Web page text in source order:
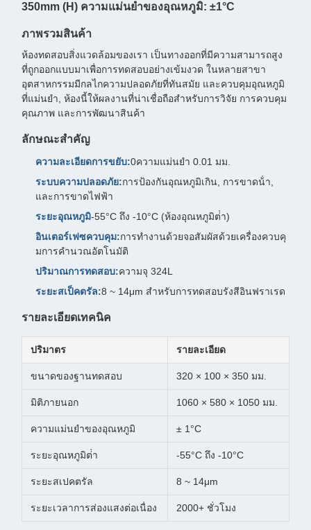
350mm (H) ความแม่นยําของอุณหภูมิ: ±1°C
ภาพรวมสินค้า
ห้องทดสอบสิ่งแวดล้อมของเรา เป็นทางออกที่มีความสามารถสูง
ที่ถูกออกแบบมาเพื่อการทดสอบอย่างเข้มงวด ในหลายสาขา
อุตสาหกรรมมีกลไกความปลอดภัยที่ทันสมัย และควบคุมอุณหภูมิ
ที่แม่นยํา, ห้องนี้ให้ผลงานที่น่าเชื่อถือสําหรับการวิจัย การควบคุม
คุณภาพ และการพัฒนาสินค้า
ลักษณะสําคัญ
ความละเอียดการขยับ:0ความแม่นยํา 0.01 มม.
ระบบความปลอดภัย:การป้องกันอุณหภูมิเกิน, การขาดน้ํา,
และการขาดไฟฟ้า
ระยะอุณหภูมิ-55°C ถึง -10°C (ห้องอุณหภูมิต่ํา)
อินเตอร์เฟซควบคุม:การทํางานด้วยจอสัมผัสด้วยเครื่องควบคุ
มการคํานวณอัตโนมัติ
ปริมาณการทดสอบ:ความจุ 324L
ระยะสเป็คตรัล:8 ~ 14μm สําหรับการทดสอบรังสีอินฟราเรด
รายละเอียดเทคนิค
ปริมาตร รายละเอียด
ขนาดของฐานทดสอบ 320 × 100 × 350 มม.
มิติภายนอก 1060 × 580 × 1050 มม.
ความแม่นยําของอุณหภูมิ ± 1°C
ระยะอุณหภูมิต่ํา -55°C ถึง -10°C
ระยะสเปคตรัล 8 ~ 14μm
ระยะเวลาการส่องแสงต่อเนื่อง 2000+ ชั่วโมง